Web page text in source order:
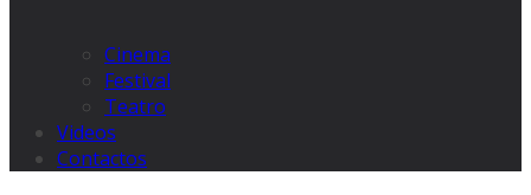
Cinema
Festival
Teatro
Videos
Contactos